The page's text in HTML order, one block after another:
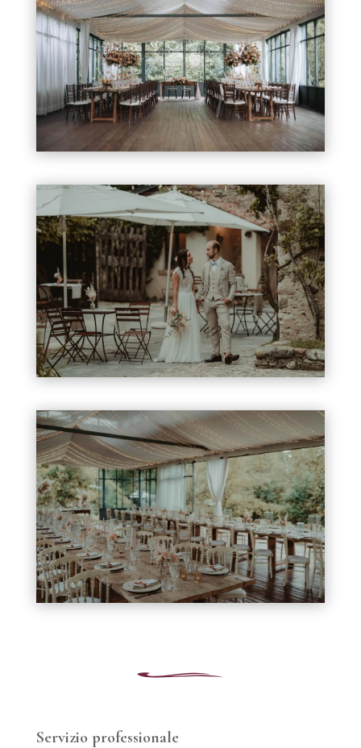
Servizio professionale